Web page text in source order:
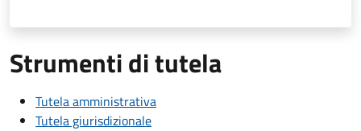
Strumenti di tutela
Tutela amministrativa
Tutela giurisdizionale